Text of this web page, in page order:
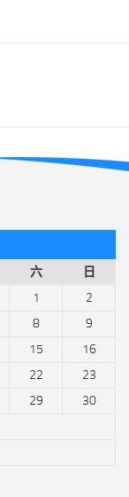
六 日
1
2
8
9
15
16
22
23
29
30